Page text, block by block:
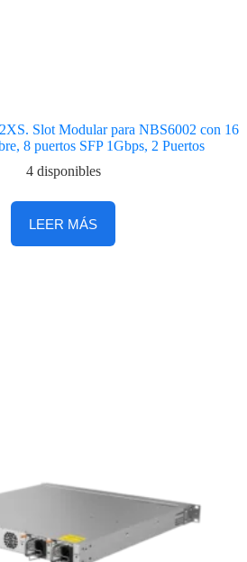
Slot Modular para NBS6002 con 16
8 puertos SFP 1Gbps, 2 Puertos
4 disponibles
LEER MÁS